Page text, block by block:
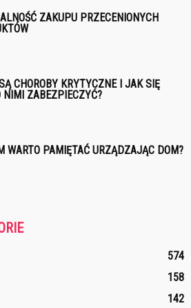
ZAKUPU PRZECENIONYCH
CHOROBY KRYTYCZNE I JAK SIĘ
NIMI ZABEZPIECZYĆ?
WARTO PAMIĘTAĆ URZĄDZAJĄC DOM?
574
158
142